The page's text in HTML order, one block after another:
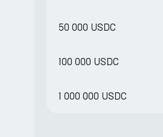
50 000 USDC
100 000 USDC
1 000 000 USDC